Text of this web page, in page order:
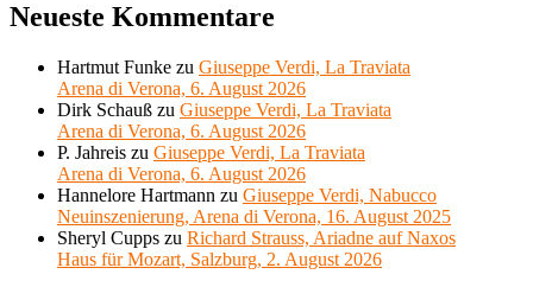
Neueste Kommentare
Hartmut Funke zu Giuseppe Verdi, La Traviata
Arena di Verona, 6. August 2026
Dirk Schauß zu Giuseppe Verdi, La Traviata
Arena di Verona, 6. August 2026
P. Jahreis zu Giuseppe Verdi, La Traviata
Arena di Verona, 6. August 2026
Hannelore Hartmann zu Giuseppe Verdi, Nabucco
Neuinszenierung, Arena di Verona, 16. August 2025
Sheryl Cupps zu Richard Strauss, Ariadne auf Naxos
Haus für Mozart, Salzburg, 2. August 2026